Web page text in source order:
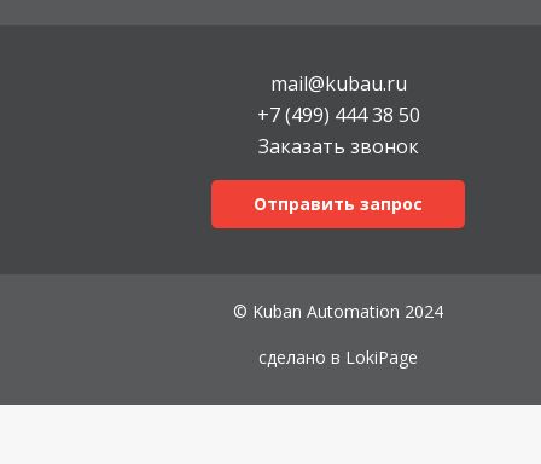
mail@kubau.ru
+7 (499) 444 38 50
Заказать звонок
Отправить запрос
© Kuban Automation 2024
сделано в LokiPage